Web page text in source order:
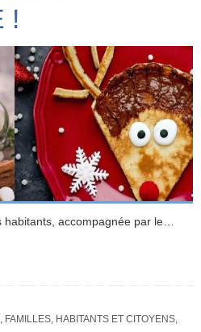
!
habitants, accompagnée par le…
, FAMILLES, HABITANTS ET CITOYENS,